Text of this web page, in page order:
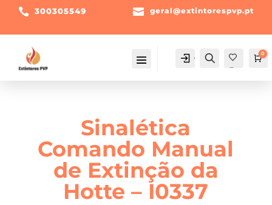
 300305549  geral@extintorespvp.pt
Conta
Pesquisa
Fav
0
Sinalética
Comando Manual
de Extinção da
Hotte – I0337